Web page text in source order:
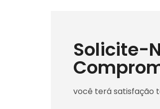
Solicite-
você terá satisfação